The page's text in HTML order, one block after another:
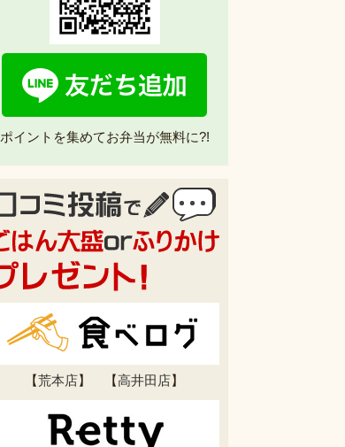
ポイントを集めてお弁当が無料に?!
【荒本店】 【高井田店】